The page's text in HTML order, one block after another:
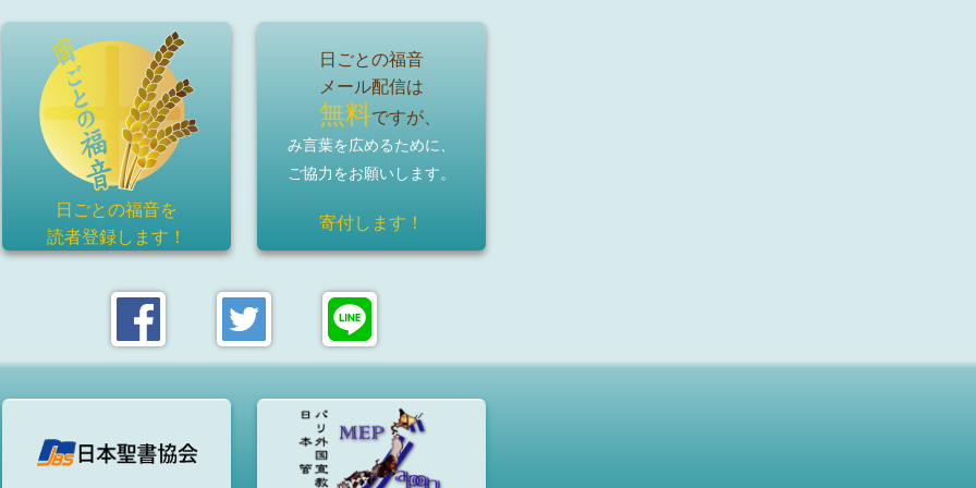
日ごとの福音を
読者登録します！
日ごとの福音
メール配信は
無料ですが、
み言葉を広めるために、
ご協力をお願いします。
寄付します！